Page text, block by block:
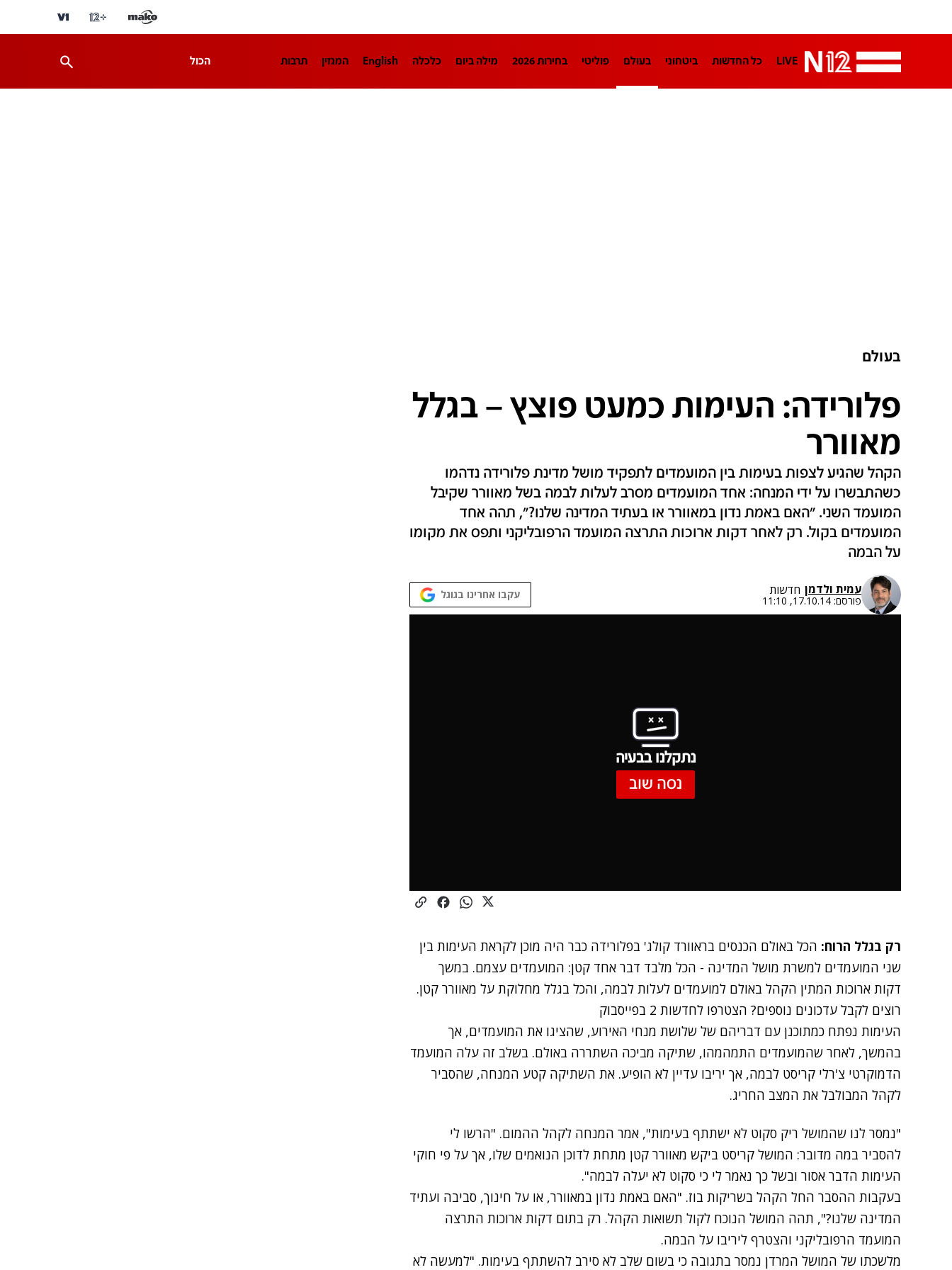
LIVE כל החדשות ביטחוני בעולם פוליטי בחירות 2026 מילה ביום כלכלה English המגזין תרבות הכול
בעולם
פלורידה: העימות כמעט פוצץ – בגלל
מאוורר
הקהל שהגיע לצפות בעימות בין המועמדים לתפקיד מושל מדינת פלורידה נדהמו
כשהתבשרו על ידי המנחה: אחד המועמדים מסרב לעלות לבמה בשל מאוורר שקיבל
המועמד השני. "האם באמת נדון במאוורר או בעתיד המדינה שלנו?", תהה אחד
המועמדים בקול. רק לאחר דקות ארוכות התרצה המועמד הרפובליקני ותפס את מקומו
על הבמה
עמית ולדמן חדשות
פורסם: 17.10.14, 11:10 עקבו אחרינו בגוגל
נתקלנו בבעיה
נסה שוב
רק בגלל הרוח: הכל באולם הכנסים בראוורד קולג' בפלורידה כבר היה מוכן לקראת העימות בין
שני המועמדים למשרת מושל המדינה - הכל מלבד דבר אחד קטן: המועמדים עצמם. במשך
דקות ארוכות המתין הקהל באולם למועמדים לעלות לבמה, והכל בגלל מחלוקת על מאוורר קטן.
רוצים לקבל עדכונים נוספים? הצטרפו לחדשות 2 בפייסבוק
העימות נפתח כמתוכנן עם דבריהם של שלושת מנחי האירוע, שהציגו את המועמדים, אך
בהמשך, לאחר שהמועמדים התמהמהו, שתיקה מביכה השתררה באולם. בשלב זה עלה המועמד
הדמוקרטי צ'רלי קריסט לבמה, אך יריבו עדיין לא הופיע. את השתיקה קטע המנחה, שהסביר
לקהל המבולבל את המצב החריג.
"נמסר לנו שהמושל ריק סקוט לא ישתתף בעימות", אמר המנחה לקהל ההמום. "הרשו לי
להסביר במה מדובר: המושל קריסט ביקש מאוורר קטן מתחת לדוכן הנואמים שלו, אך על פי חוקי
העימות הדבר אסור ובשל כך נאמר לי כי סקוט לא יעלה לבמה".
בעקבות ההסבר החל הקהל בשריקות בוז. "האם באמת נדון במאוורר, או על חינוך, סביבה ועתיד
המדינה שלנו?", תהה המושל הנוכח לקול תשואות הקהל. רק בתום דקות ארוכות התרצה
המועמד הרפובליקני והצטרף ליריבו על הבמה.
מלשכתו של המושל המרדן נמסר בתגובה כי בשום שלב לא סירב להשתתף בעימות. "למעשה לא